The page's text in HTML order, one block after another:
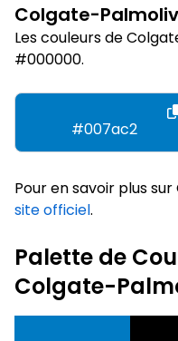
Colgate-
Les couleurs de
#000000.
#007ac2
Pour en savoir plus
site officiel.
Palette de
Colgate-